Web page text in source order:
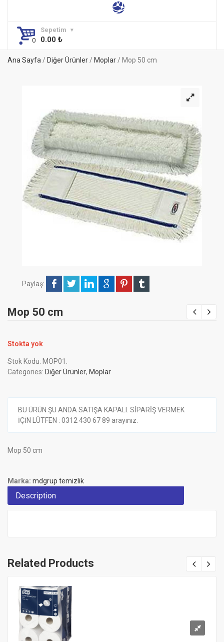
Sepetim
0.00 ₺
Ana Sayfa/ Diğer Ürünler/ Moplar/ Mop 50 cm
Paylaş:
Mop 50 cm
Stokta yok
Stok Kodu: MOP01 .
Categories: Diğer Ürünler, Moplar
BU ÜRÜN ŞU ANDA SATIŞA KAPALI. SİPARİŞ VERMEK
İÇİN LÜTFEN : 0312 430 67 89 arayınız.
Mop 50 cm
Marka: mdgrup temizlik
Description
Related Products